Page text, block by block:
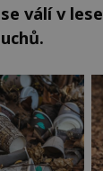
válí v